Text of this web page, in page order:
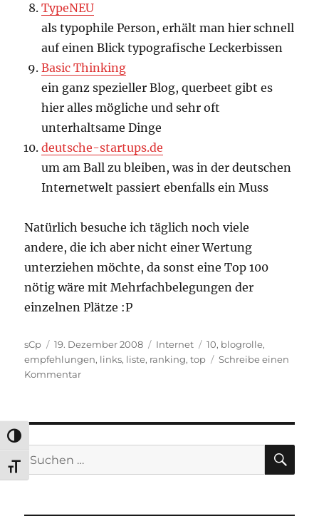
UMSCHALTEN AUF HOHE KONTRASTE
SCHRIFT VERGRÖSSERN
TypeNEU
als typophile Person, erhält man hier schnell
auf einen Blick typografische Leckerbissen
Basic Thinking
ein ganz spezieller Blog, querbeet gibt es
hier alles mögliche und sehr oft
unterhaltsame Dinge
deutsche-startups.de
um am Ball zu bleiben, was in der deutschen
Internetwelt passiert ebenfalls ein Muss
Natürlich besuche ich täglich noch viele
andere, die ich aber nicht einer Wertung
unterziehen möchte, da sonst eine Top 100
nötig wäre mit Mehrfachbelegungen der
einzelnen Plätze :P
Autor
sCp
Veröffentlicht
am
19. Dezember 2008 Kategorien
Internet Schlagwörter
10, blogrolle,
empfehlungen, links, liste, ranking,top
Schreibe einen
Kommentarzu
2008
Suchen
nach: